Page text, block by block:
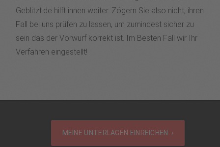
Geblitzt.de hilft ihnen weiter. Zögern Sie also nicht, ihren
Fall bei uns prüfen zu lassen, um zumindest sicher zu
sein das der Vorwurf korrekt ist. Im Besten Fall wir Ihr
Verfahren eingestellt!
MEINE UNTERLAGEN EINREICHEN ›